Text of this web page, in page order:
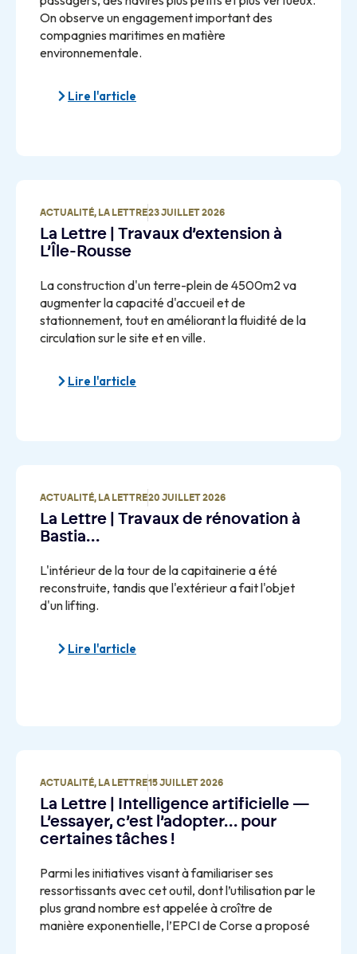
On observe un engagement important des
compagnies maritimes en matière
environnementale.
Lire l'article
ACTUALITÉ, LA LETTRE23 JUILLET 2026
La Lettre | Travaux d’extension à
L’Île-Rousse
La construction d'un terre-plein de 4500m2 va
augmenter la capacité d'accueil et de
stationnement, tout en améliorant la fluidité de la
circulation sur le site et en ville.
Lire l'article
ACTUALITÉ, LA LETTRE20 JUILLET 2026
La Lettre | Travaux de rénovation à
Bastia…
L'intérieur de la tour de la capitainerie a été
reconstruite, tandis que l'extérieur a fait l'objet
d'un lifting.
Lire l'article
ACTUALITÉ, LA LETTRE15 JUILLET 2026
La Lettre | Intelligence artificielle —
L’essayer, c’est l’adopter… pour
certaines tâches !
Parmi les initiatives visant à familiariser ses
ressortissants avec cet outil, dont l’utilisation par le
plus grand nombre est appelée à croître de
manière exponentielle, l’EPCI de Corse a proposé